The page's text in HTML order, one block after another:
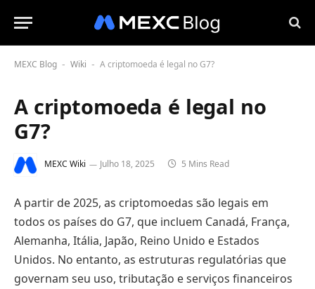
MEXC Blog - Wiki - A criptomoeda é legal no G7?
A criptomoeda é legal no
G7?
MEXC Wiki Julho 18, 2025 5 Mins Read
A partir de 2025, as criptomoedas são legais em
todos os países do G7, que incluem Canadá, França,
Alemanha, Itália, Japão, Reino Unido e Estados
Unidos. No entanto, as estruturas regulatórias que
governam seu uso, tributação e serviços financeiros